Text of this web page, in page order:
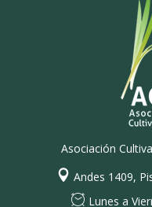
Asociación
Andes 1409,
Lunes a